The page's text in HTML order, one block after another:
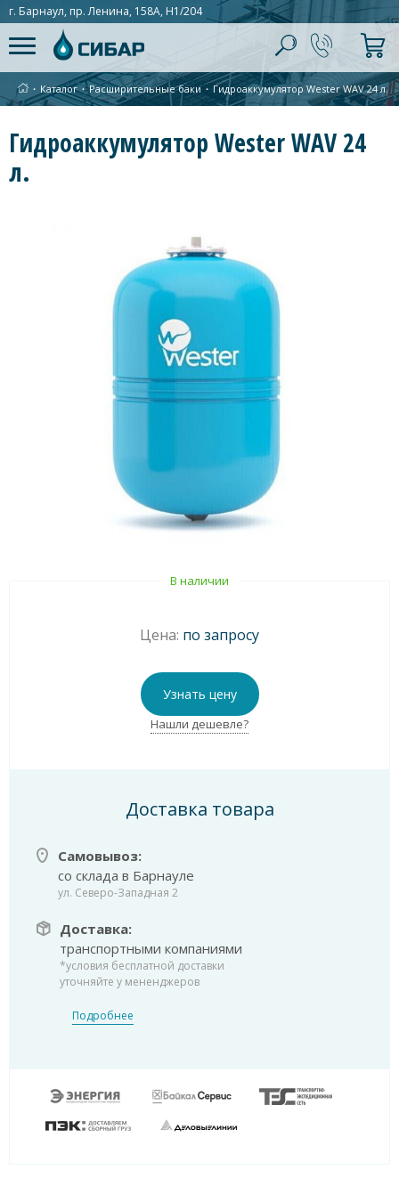
г. Барнаул, пр. Ленина, 158А, Н1/204
∙ Каталог ∙Расширительные баки ∙ Гидроаккумулятор Wester WAV 24 л.
Гидроаккумулятор Wester WAV 24
л.
В наличии
Цена: по запросу
Узнать цену
Нашли дешевле?
Доставка товара
Самовывоз:
со склада в Барнауле
ул. Северо-Западная 2
Доставка:
транспортными компаниями
*условия бесплатной доставки
уточняйте у мененджеров
Подробнее